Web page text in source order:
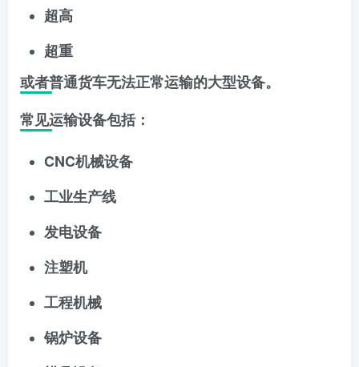
超高
超重
或者普通货车无法正常运输的大型设备。
常见运输设备包括：
CNC机械设备
工业生产线
发电设备
注塑机
工程机械
锅炉设备